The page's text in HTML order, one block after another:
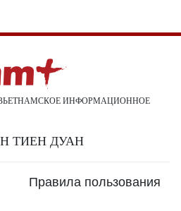
ИНФОРМАЦИОННОЕ
ТИЕН ДУАН
Правила пользования